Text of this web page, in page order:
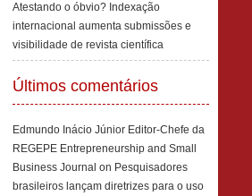
Atestando o óbvio? Indexação
internacional aumenta submissões e
visibilidade de revista científica
Últimos comentários
Edmundo Inácio Júnior Editor-Chefe da
REGEPE Entrepreneurship and Small
Business Journal on Pesquisadores
brasileiros lançam diretrizes para o uso